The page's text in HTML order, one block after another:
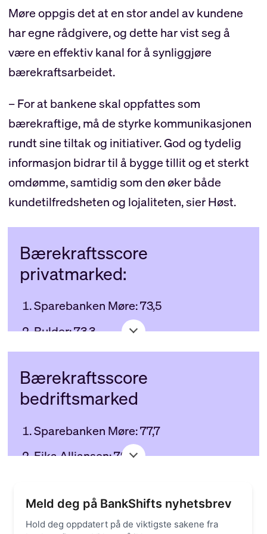
Møre oppgis det at en stor andel av kundene
har egne rådgivere, og dette har vist seg å
være en effektiv kanal for å synliggjøre
bærekraftsarbeidet.
– For at bankene skal oppfattes som
bærekraftige, må de styrke kommunikasjonen
rundt sine tiltak og initiativer. God og tydelig
informasjon bidrar til å bygge tillit og et sterkt
omdømme, samtidig som den øker både
kundetilfredsheten og lojaliteten, sier Høst.
Bærekraftsscore
privatmarked:
Sparebanken Møre: 73,5
Bulder: 73,3
Obos-banken: 71,6
Landkreditt Bank: 71
KLP Banken: 70,9
Eika Alliansen: 70,7
Sparebanken Norge: 69,2
Sparebank 1 Østlandet: 68,7
Bærekraftsscore
bedriftsmarked
Sparebanken Møre: 77,7
Eika Alliansen: 72,5
Sparebanken Norge: 67,5
Meld deg på BankShifts nyhetsbrev
Hold deg oppdatert på de viktigste sakene fra